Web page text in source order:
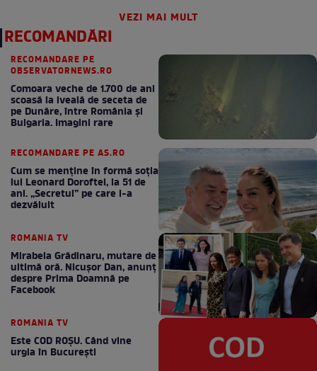
VEZI MAI MULT
RECOMANDĂRI
RECOMANDARE PE
OBSERVATORNEWS.RO
Comoara veche de 1.700 de ani
scoasă la iveală de seceta de
pe Dunăre, între România şi
Bulgaria. Imagini rare
RECOMANDARE PE AS.RO
Cum se menţine în formă soţia
lui Leonard Doroftei, la 51 de
ani. „Secretul” pe care l-a
dezvăluit
ROMANIA TV
Mirabela Grădinaru, mutare de
ultimă oră. Nicuşor Dan, anunţ
despre Prima Doamnă pe
Facebook
ROMANIA TV
Este COD ROŞU. Când vine
urgia în Bucureşti